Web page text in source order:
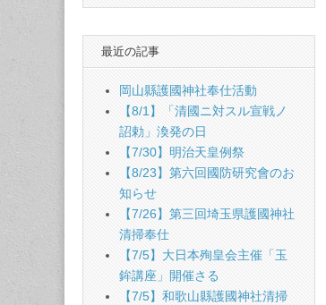
最近の記事
岡山縣護國神社奉仕活動
【8/1】「清國ニ対スル宣戦ノ
詔勅」渙発の日
【7/30】明治天皇例祭
【8/23】第六回國防研究會のお
知らせ
【7/26】第三回埼玉県護國神社
清掃奉仕
【7/5】大日本殉皇会主催「玉
鉾講座」開催さる
【7/5】和歌山縣護國神社清掃